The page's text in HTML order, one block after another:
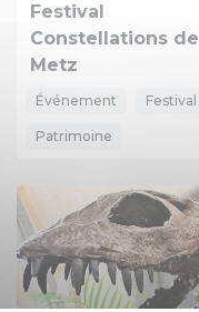
Festival
Constellations de
Metz
Événement Festival
Patrimoine